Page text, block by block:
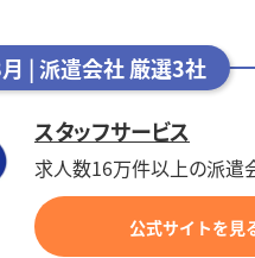
| 派遣会社 厳選3社
スタッフサービス
求人数16万件以上の派遣
公式サイトを見